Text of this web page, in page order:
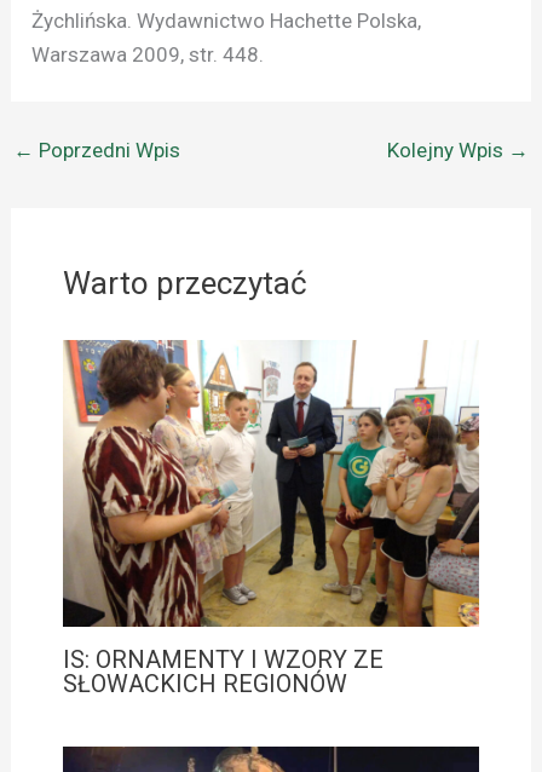
Żychlińska. Wydawnictwo Hachette Polska,
Warszawa 2009, str. 448.
← Poprzedni Wpis Kolejny Wpis →
Warto przeczytać
IS: ORNAMENTY I WZORY ZE
SŁOWACKICH REGIONÓW